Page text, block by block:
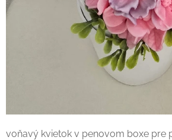
voňavý kvietok v penovom boxe pre